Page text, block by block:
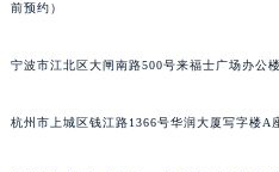
前预约）
宁波市江北区大闸南路500号来福士广场办公
杭州市上城区钱江路1366号华润大厦写字楼A